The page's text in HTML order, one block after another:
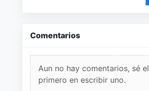
Comentarios
Aun no hay comentarios, sé el
primero en escribir uno.